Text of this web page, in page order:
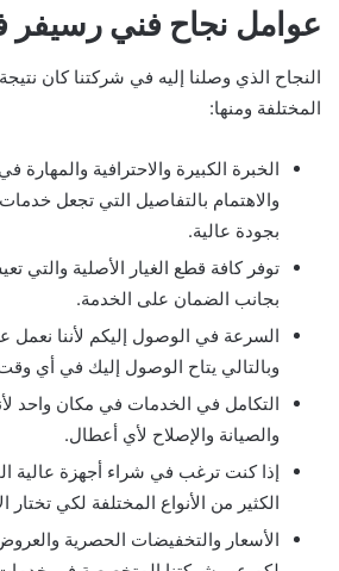
عوامل نجاح فني رسيفر
النجاح الذي وصلنا إليه في شركتنا كان
المختلفة ومنها:
الخبرة الكبيرة والاحترافية والمهارة
والاهتمام بالتفاصيل التي تجعل
بجودة عالية.
توفر كافة قطع الغيار الأصلية والتي
بجانب الضمان على الخدمة.
السرعة في الوصول إليكم لأننا نعمل
وبالتالي يتاح الوصول إليك في أي
التكامل في الخدمات في مكان واحد
والصيانة والإصلاح لأي أعطال.
إذا كنت ترغب في شراء أجهزة عالية
الكثير من الأنواع المختلفة لكي
الأسعار والتخفيضات الحصرية